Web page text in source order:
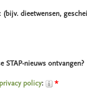
dieetwensen,
STAP-nieuws ontvangen?
privacy policy: *